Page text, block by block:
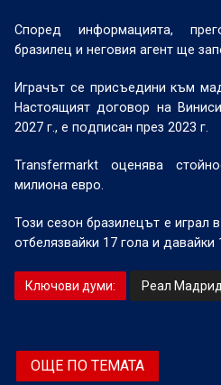
Според информацията,
бразилец и неговия агент ще
Играчът се присъедини към
Настоящият договор на
2027 г., е подписан през 2023 г.
Transfermarkt оценява
милиона евро.
Този сезон бразилецът е играл
отбелязвайки 17 гола и давайки
Ключови думи: Реал Мадрид
ОЩЕ ПО ТЕМАТА